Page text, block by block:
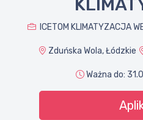
ICETOM KLIMATYZACJA
Zduńska Wola, Łódzkie
Ważna do: